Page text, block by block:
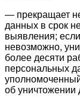
— прекращает
данных в срок
выявления;
невозможно,
более десяти
персональных
об уничтожении